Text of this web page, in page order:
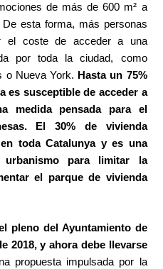
de más de 600 m² a
esta forma, más personas
el coste de acceder a una
por toda la ciudad, como
o Nueva York. Hasta un 75%
es susceptible de acceder a
medida pensada para el
El 30% de vivienda
toda Catalunya y es una
urbanismo para limitar la
el parque de vivienda
pleno del Ayuntamiento de
2018, y ahora debe llevarse
propuesta impulsada por la